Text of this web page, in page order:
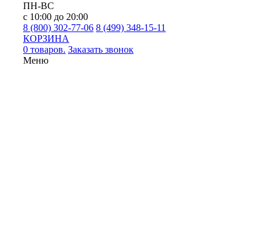
ПН-ВС
с 10:00 до 20:00
8 (800) 302-77-06 8 (499) 348-15-11
КОРЗИНА
0 товаров. Заказать звонок
Меню